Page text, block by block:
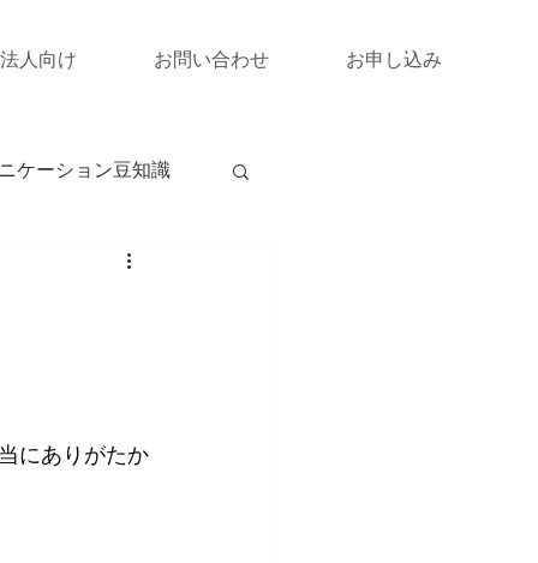
法人向け お問い合わせ お申し込み
ケーション豆知識
にありがたか